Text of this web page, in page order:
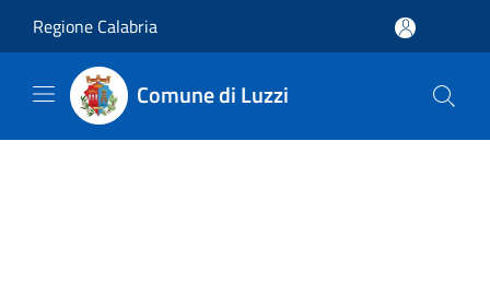
Regione Calabria
Comune di Luzzi